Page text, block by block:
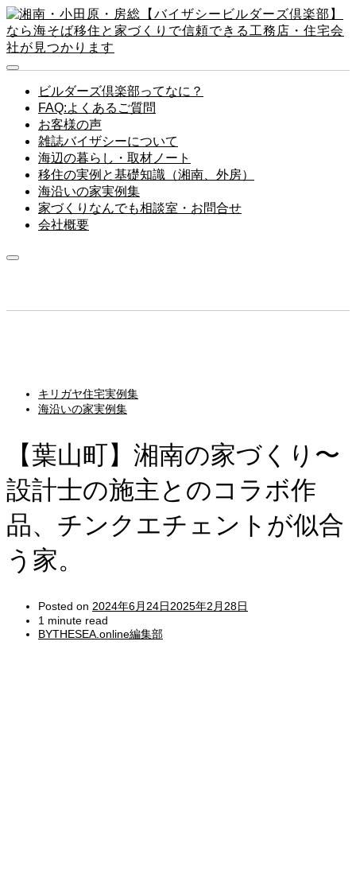
ビルダーズ倶楽部ってなに？
FAQ:よくあるご質問
お客様の声
雑誌バイザシーについて
海辺の暮らし・取材ノート
移住の実例と基礎知識（湘南、外房）
海沿いの家実例集
家づくりなんでも相談室・お問合せ
会社概要
キリガヤ住宅実例集
海沿いの家実例集
【葉山町】湘南の家づくり〜
設計士の施主とのコラボ作
品、チンクエチェントが似合
う家。
Posted on 2024年6月24日2025年2月28日
1 minute read
BYTHESEA.online編集部